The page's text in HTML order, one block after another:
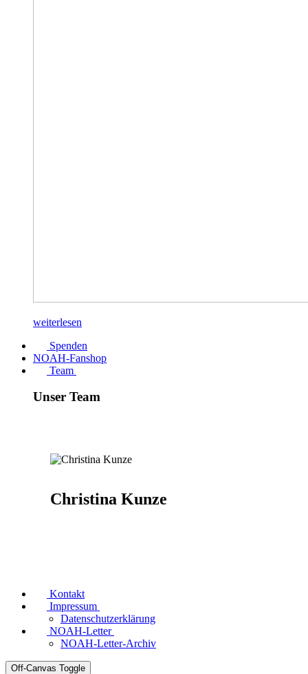
weiterlesen
Spenden
NOAH-Fanshop
Team
Unser Team
Christina Kunze
Kontakt
Impressum
Datenschutzerklärung
NOAH-Letter
NOAH-Letter-Archiv
Off-Canvas Toggle